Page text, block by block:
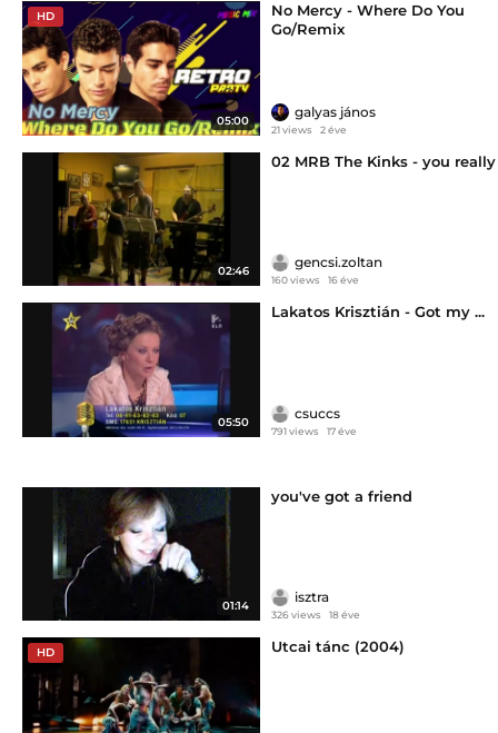
HD
05:00
No Mercy - Where Do You
Go/Remix
galyas jános
21 views 2 éve
02:46
02 MRB The Kinks - you really
gencsi.zoltan
160 views 16 éve
05:50
Lakatos Krisztián - Got my ...
csuccs
791 views 17 éve
01:14
you've got a friend
isztra
326 views 18 éve
HD Utcai tánc (2004)